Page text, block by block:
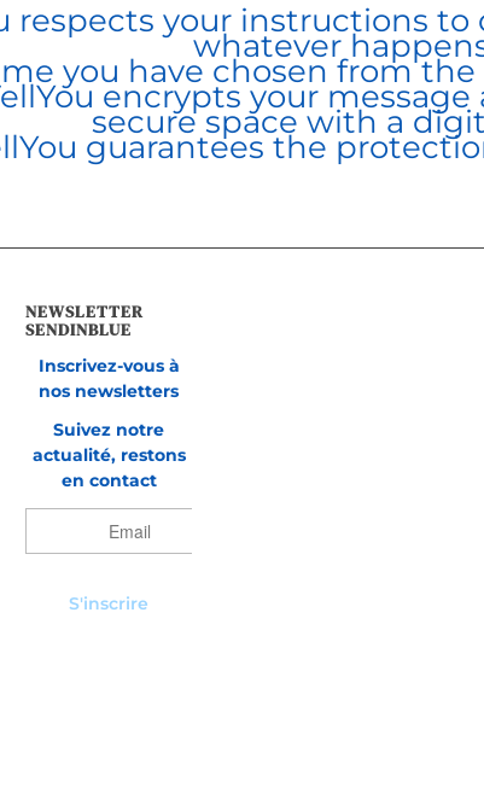
respects your instructions to
whatever
you have chosen from
encrypts your message
secure space with a
guarantees the
NEWSLETTER
SENDINBLUE
Inscrivez-vous à
nos newsletters
Suivez notre
actualité, restons
en contact